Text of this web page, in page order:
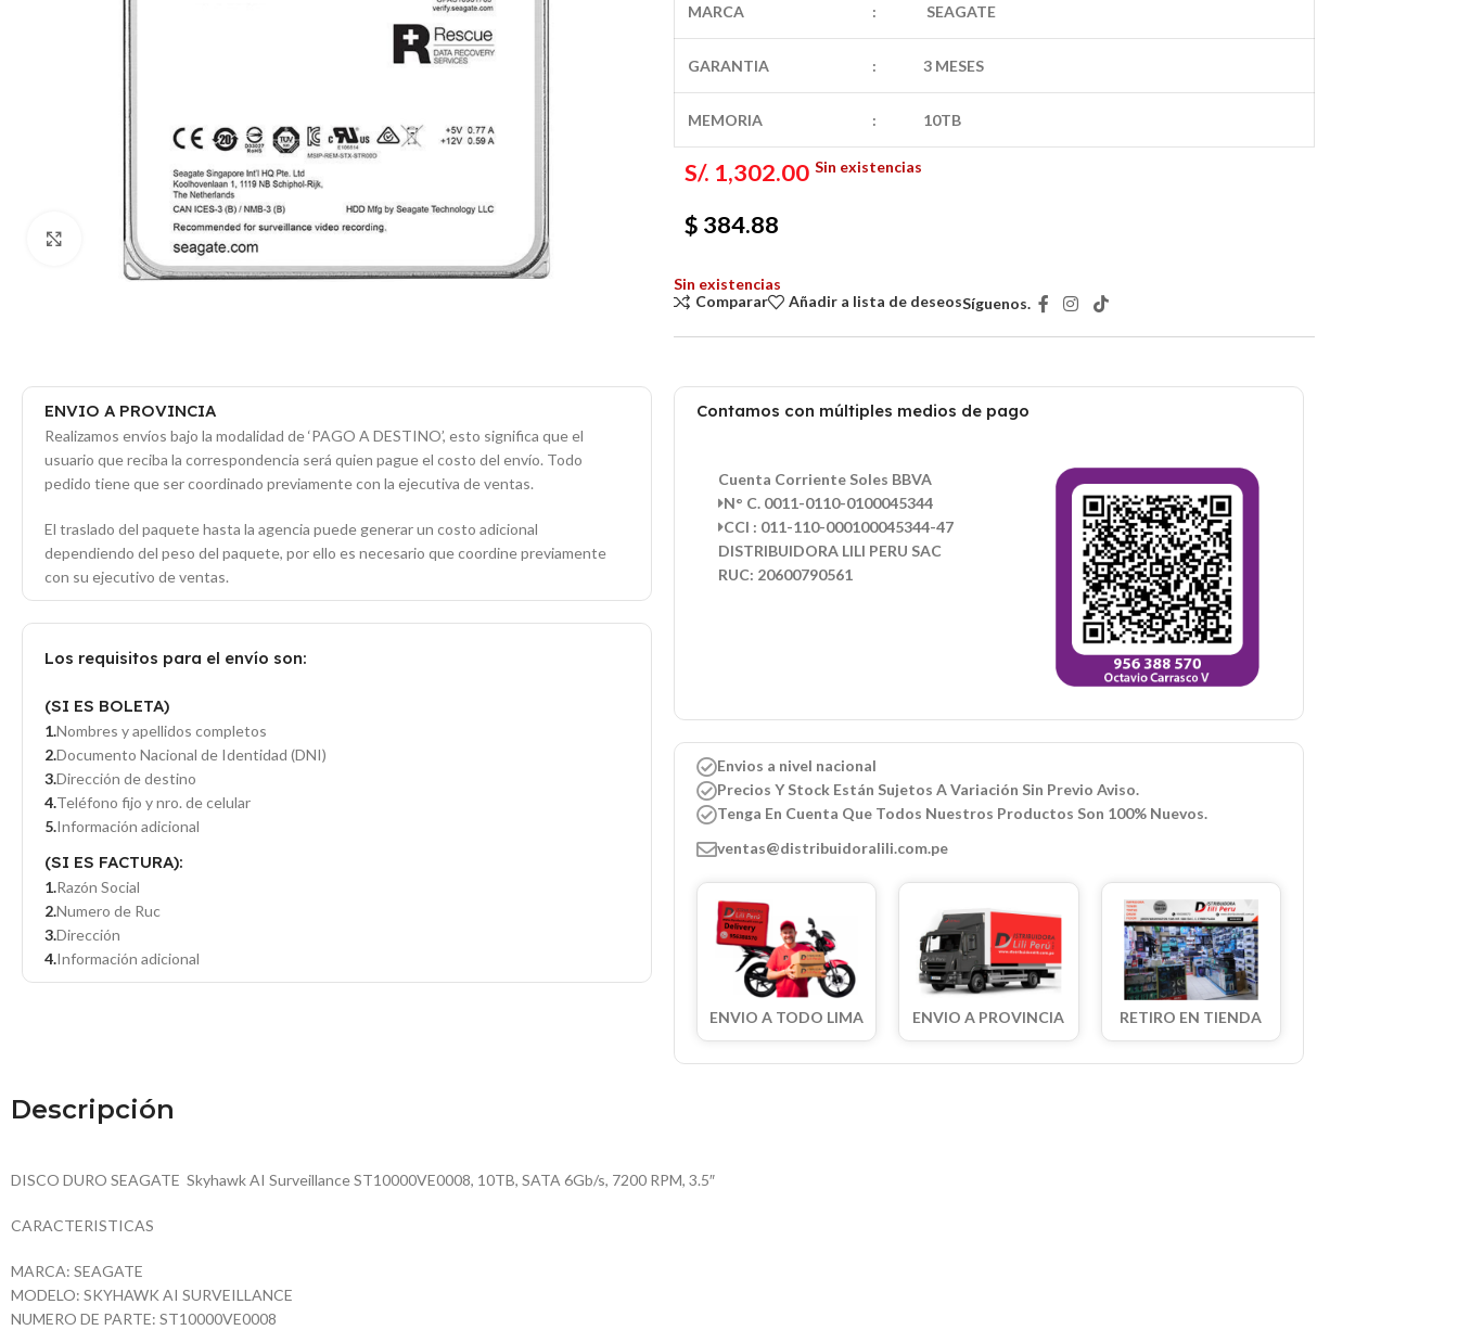
Haga Click para agrandar
MARCA : SEAGATE
GARANTIA : 3 MESES
MEMORIA : 10TB
S/. 1,302.00
$ 384.88
Sin existencias
Sin existencias
Comparar
Añadir a lista de deseosSíguenos.
ENVIO A PROVINCIA
Realizamos envíos bajo la modalidad de ‘PAGO A DESTINO’, esto significa que el
usuario que reciba la correspondencia será quien pague el costo del envío. Todo
pedido tiene que ser coordinado previamente con la ejecutiva de ventas.
El traslado del paquete hasta la agencia puede generar un costo adicional
dependiendo del peso del paquete, por ello es necesario que coordine previamente
con su ejecutivo de ventas.
Los requisitos para el envío son:
(SI ES BOLETA)
Nombres y apellidos completos
Documento Nacional de Identidad (DNI)
Dirección de destino
Teléfono fijo y nro. de celular
Información adicional
(SI ES FACTURA):
Razón Social
Numero de Ruc
Dirección
Información adicional
Contamos con múltiples medios de pago
Cuenta Corriente Soles BBVA
N° C. 0011-0110-0100045344
CCI : 011-110-000100045344-47
DISTRIBUIDORA LILI PERU SAC
RUC: 20600790561
Envios a nivel nacional
Precios Y Stock Están Sujetos A Variación Sin Previo Aviso.
Tenga En Cuenta Que Todos Nuestros Productos Son 100% Nuevos.
ventas@distribuidoralili.com.pe
ENVIO A TODO LIMA ENVIO A PROVINCIA RETIRO EN TIENDA
Descripción
DISCO DURO SEAGATE Skyhawk AI Surveillance ST10000VE0008, 10TB, SATA 6Gb/s, 7200 RPM, 3.5″
CARACTERISTICAS
MARCA: SEAGATE
MODELO: SKYHAWK AI SURVEILLANCE
NUMERO DE PARTE: ST10000VE0008